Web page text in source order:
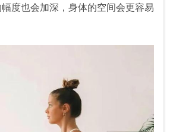
度也会加深，身体的空间会更容易